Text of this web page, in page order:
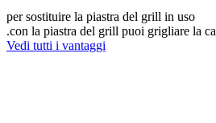
per sostituire la piastra del grill in uso
.con la piastra del grill puoi grigliare la
Vedi tutti i vantaggi